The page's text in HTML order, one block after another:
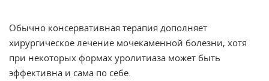
Обычно консервативная терапия дополняет
хирургическое лечение мочекаменной болезни, хотя
при некоторых формах уролитиаза может быть
эффективна и сама по себе.